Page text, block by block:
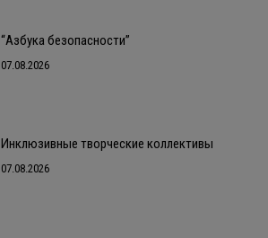
“Азбука безопасности”
07.08.2026
Инклюзивные творческие коллективы
07.08.2026